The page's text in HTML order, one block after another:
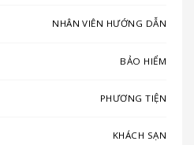
NHÂN VIÊN HƯỚNG DẪN
BẢO HIỂM
PHƯƠNG TIỆN
KHÁCH SẠN